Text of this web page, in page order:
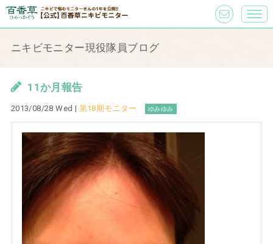
ニキビモニター現役隊員ブログ
11か月報告
2013/08/28 Wed | 第18期モニター ゆみゆみ